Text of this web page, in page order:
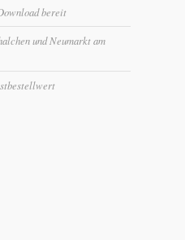
bereit
und Neumarkt am